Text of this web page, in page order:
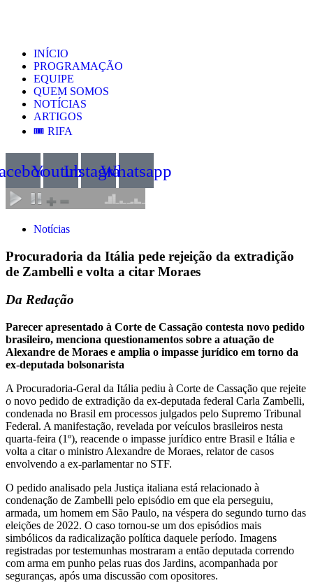
INÍCIO
PROGRAMAÇÃO
EQUIPE
QUEM SOMOS
NOTÍCIAS
ARTIGOS
🎟️ RIFA
YoutubeInstagramWhatsapp
Notícias
Procuradoria da Itália pede rejeição da extradição
de Zambelli e volta a citar Moraes
Da Redação
Parecer apresentado à Corte de Cassação contesta novo pedido
brasileiro, menciona questionamentos sobre a atuação de
Alexandre de Moraes e amplia o impasse jurídico em torno da
ex-deputada bolsonarista
A Procuradoria-Geral da Itália pediu à Corte de Cassação que rejeite
o novo pedido de extradição da ex-deputada federal Carla Zambelli,
condenada no Brasil em processos julgados pelo Supremo Tribunal
Federal. A manifestação, revelada por veículos brasileiros nesta
quarta-feira (1º), reacende o impasse jurídico entre Brasil e Itália e
volta a citar o ministro Alexandre de Moraes, relator de casos
envolvendo a ex-parlamentar no STF.
O pedido analisado pela Justiça italiana está relacionado à
condenação de Zambelli pelo episódio em que ela perseguiu,
armada, um homem em São Paulo, na véspera do segundo turno das
eleições de 2022. O caso tornou-se um dos episódios mais
simbólicos da radicalização política daquele período. Imagens
registradas por testemunhas mostraram a então deputada correndo
com arma em punho pelas ruas dos Jardins, acompanhada por
seguranças, após uma discussão com opositores.